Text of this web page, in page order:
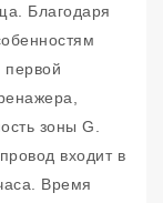
Благодаря
первой
зоны G.
входит в
Время